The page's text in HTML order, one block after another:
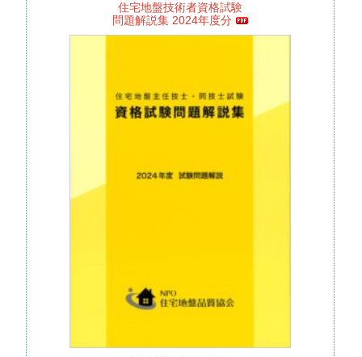
住宅地盤技術者資格試験
問題解説集 2024年度分